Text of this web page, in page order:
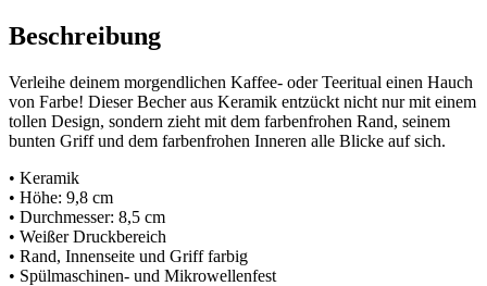
Beschreibung
Verleihe deinem morgendlichen Kaffee- oder Teeritual einen Hauch
von Farbe! Dieser Becher aus Keramik entzückt nicht nur mit einem
tollen Design, sondern zieht mit dem farbenfrohen Rand, seinem
bunten Griff und dem farbenfrohen Inneren alle Blicke auf sich.
• Keramik
• Höhe: 9,8 cm
• Durchmesser: 8,5 cm
• Weißer Druckbereich
• Rand, Innenseite und Griff farbig
• Spülmaschinen- und Mikrowellenfest